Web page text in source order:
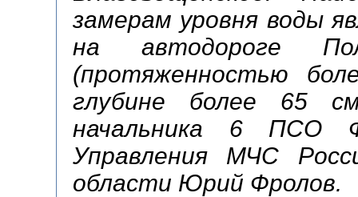
замерам уровня воды
на автодороге
(протяженностью
глубине более 65
начальника 6 ПСО
Управления МЧС
области Юрий Фролов.